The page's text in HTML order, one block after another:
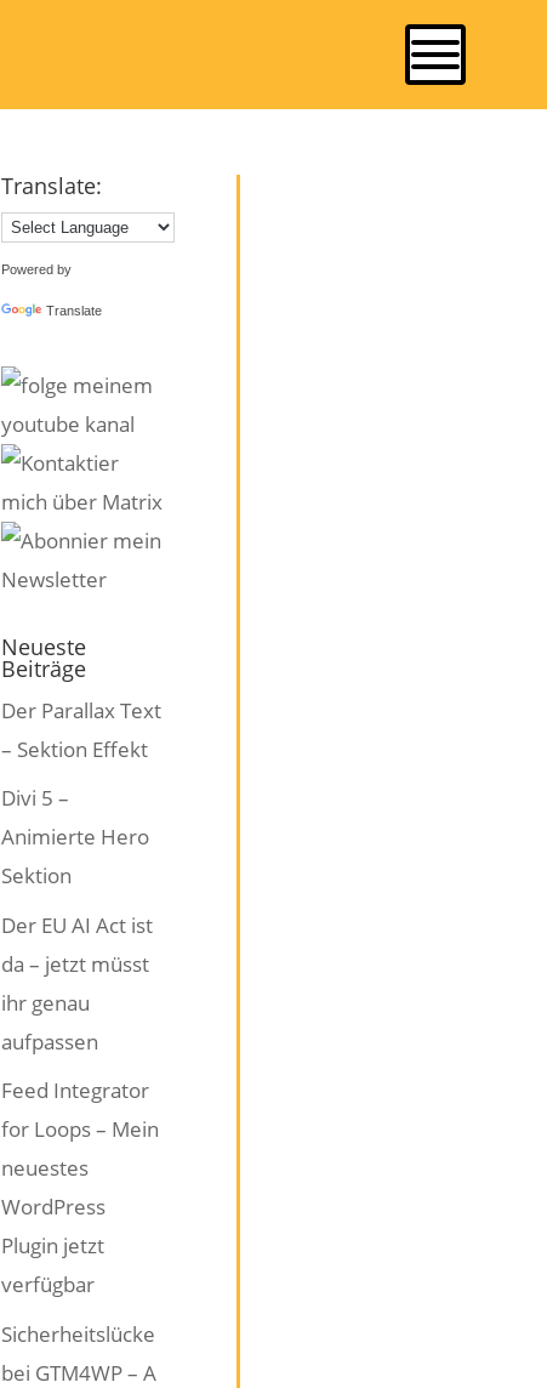
Translate:
Powered by
Translate
Neueste
Beiträge
Der Parallax Text
– Sektion Effekt
Divi 5 –
Animierte Hero
Sektion
Der EU AI Act ist
da – jetzt müsst
ihr genau
aufpassen
Feed Integrator
for Loops – Mein
neuestes
WordPress
Plugin jetzt
verfügbar
Sicherheitslücke
bei GTM4WP – A